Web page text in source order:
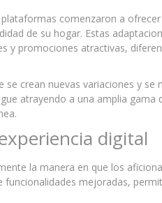
comenzaron a
de su hogar. Estas
y promociones atractivas,
crean nuevas variaciones y se
atrayendo a una amplia gama
digital
la manera en que los
mejoradas,